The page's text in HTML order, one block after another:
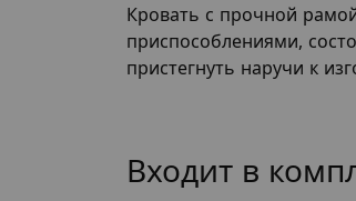
Кровать с прочной
приспособлениями,
пристегнуть наручи к
Входит в